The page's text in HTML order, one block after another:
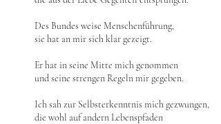
Des Bundes weise Menschenführung,
sie hat an mir sich klar gezeigt.
Er hat in seine Mitte mich genommen
und seine strengen Regeln mir gegeben.
Ich sah zur Selbsterkenntnis mich gezwungen,
die wohl auf andern Lebenspfaden